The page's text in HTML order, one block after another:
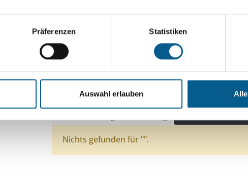
Präferenzen Statistiken
Auswahl erlauben
Suchen
Aktive Filter:
Themen: Ländliche Entwicklung
Themen:
Themen: Gesundheitswesen
Themen: Kinder,
Nichts gefunden für "".